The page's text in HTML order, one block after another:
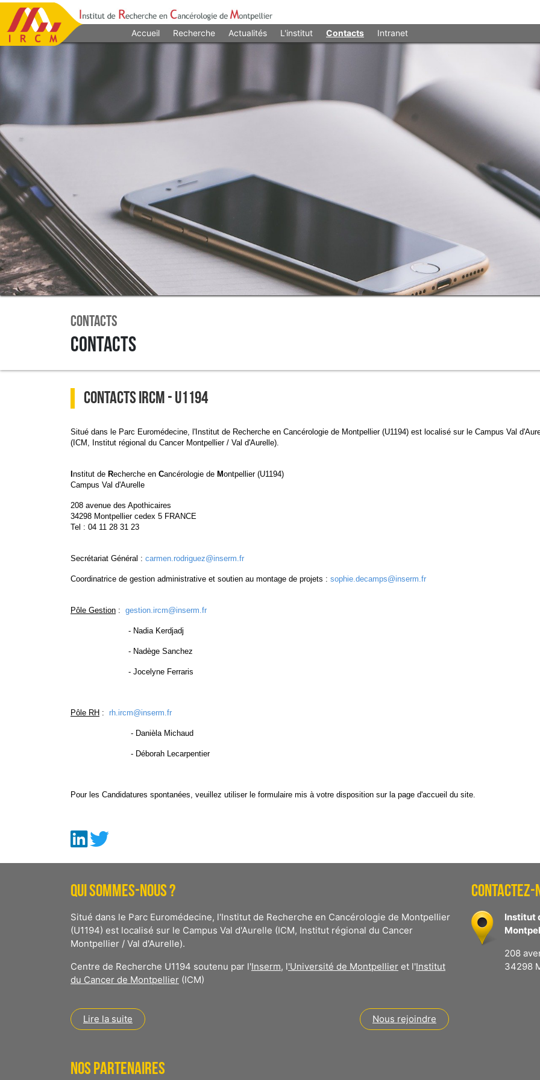
Accueil Recherche Actualités L'institut Contacts Intranet
Contacts
Contacts
CONTACTS IRCM - U1194
Situé dans le Parc Euromédecine, l'Institut de Recherche en Cancérologie de Montpellier (U1194) est localisé sur le Campus Val
(ICM, Institut régional du Cancer Montpellier / Val d'Aurelle).
nstitut de Recherche en Cancérologie de Montpellier (U1194)
Campus Val d'Aurelle
208 avenue des Apothicaires
34298 Montpellier cedex 5 FRANCE
Tel : 04 11 28 31 23
Secrétariat Général : carmen.rodriguez@inserm.fr
Coordinatrice de gestion administrative et soutien au montage de projets : sophie.decamps@inserm.fr
Pôle Gestion : gestion.ircm@inserm.fr
- Nadia Kerdjadj
- Nadège Sanchez
- Jocelyne Ferraris
Pôle RH : rh.ircm@inserm.fr
- Danièla Michaud
- Déborah Lecarpentier
Pour les Candidatures spontanées, veuillez utiliser le formulaire mis à votre disposition sur la page d'accueil du site.
QUI SOMMES-NOUS ?
Situé dans le Parc Euromédecine, l'Institut de Recherche en Cancérologie de Montpellier
(U1194) est localisé sur le Campus Val d'Aurelle (ICM, Institut régional du Cancer
Montpellier / Val d'Aurelle).
Centre de Recherche U1194 soutenu par l'Inserm, l'Université de Montpellier et l'Institut
du Cancer de Montpellier (ICM)
Lire la suite Nous rejoindre
CONTACTEZ-
Institut
208
34298
NOS PARTENAIRES